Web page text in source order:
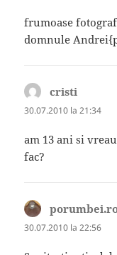
frumoase
domnule
cristi
30.07.2010 la 21:34
am 13 ani si
fac?
30.07.2010 la 22:56